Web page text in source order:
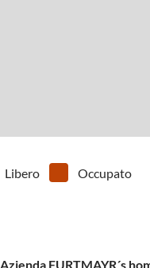
Libero Occupato
Azienda FURTMAYR´s